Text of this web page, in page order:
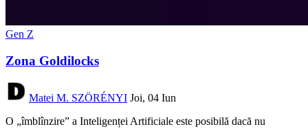
Gen Z
Zona Goldilocks
Matei M. SZÖRÉNYI Joi, 04 Iun
O „îmblînzire” a Inteligenței Artificiale este posibilă dacă nu